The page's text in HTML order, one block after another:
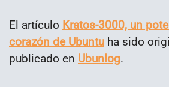
El artículo Kratos-3000, un
corazón de Ubuntu ha sido
publicado en Ubunlog.